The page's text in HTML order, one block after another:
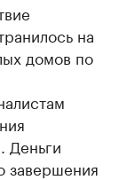
на
домов по
Деньги
завершения